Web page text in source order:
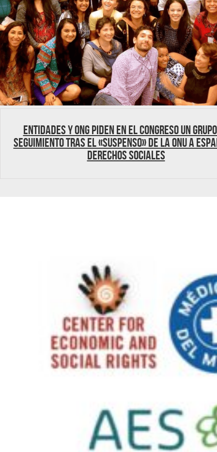
Entidades y ONG piden en el Congreso un
seguimiento tras el «suspenso» de la ONU a
derechos sociales